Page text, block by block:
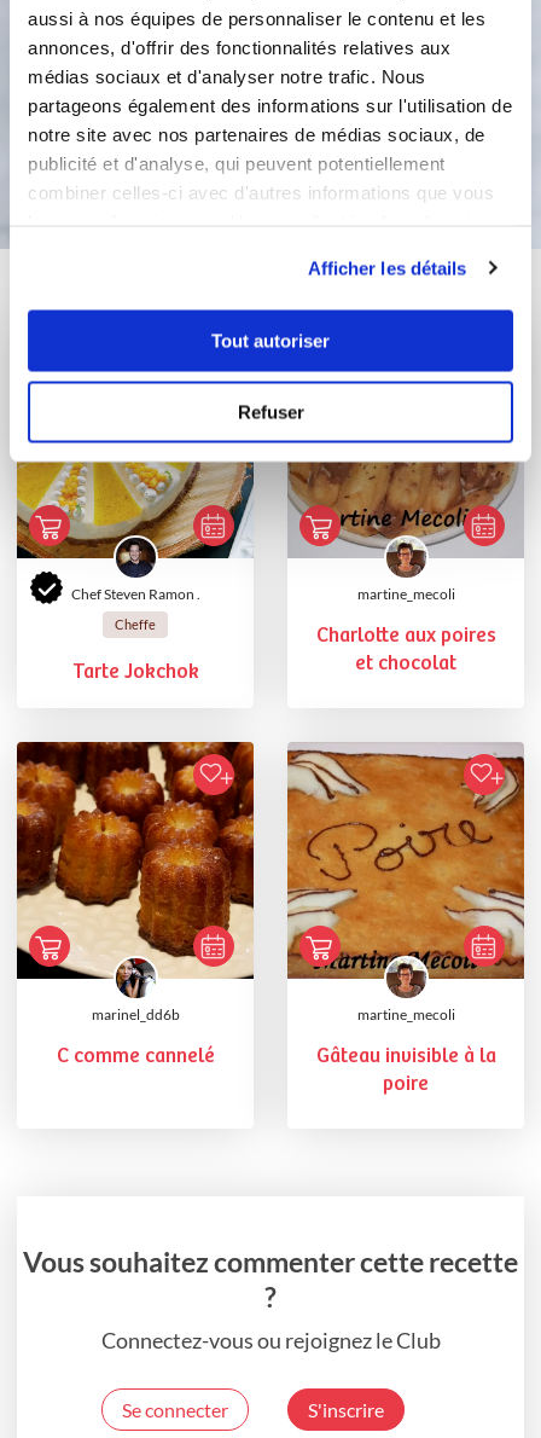
aussi à nos équipes de personnaliser le contenu et les
annonces, d'offrir des fonctionnalités relatives aux
médias sociaux et d'analyser notre trafic. Nous
partageons également des informations sur l'utilisation de
notre site avec nos partenaires de médias sociaux, de
publicité et d'analyse, qui peuvent potentiellement
combiner celles-ci avec d'autres informations que vous
Afficher les détails
Tout autoriser
Refuser
dessèchement. Démoulez quand
votre flognarde est froide ou servez-la
tiède dans le moule.
Bon appétit !
Chef Steven Ramon .
Cheffe
Tarte Jokchok
martine_mecoli
Charlotte aux poires
et chocolat
marinel_dd6b
C comme cannelé
martine_mecoli
Gâteau invisible à la
poire
Vous souhaitez commenter cette recette
?
Connectez-vous ou rejoignez le Club
Se connecter S'inscrire